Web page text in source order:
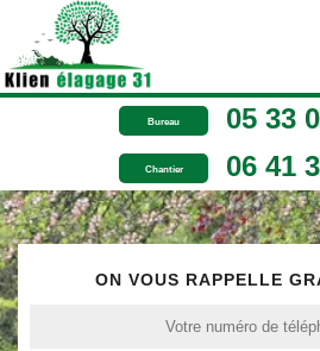
Bureau 05 33
Chantier 06 41
ON VOUS RAPPELLE